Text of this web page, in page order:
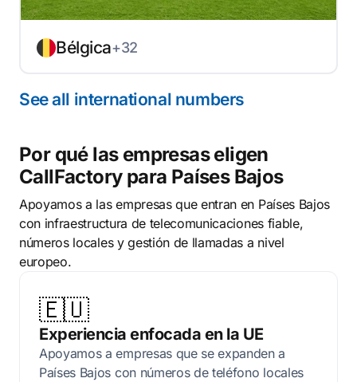
Bélgica+32
See all international numbers
Por qué las empresas eligen
CallFactory para Países Bajos
Apoyamos a las empresas que entran en Países Bajos
con infraestructura de telecomunicaciones fiable,
números locales y gestión de llamadas a nivel
europeo.
🇪🇺
Experiencia enfocada en la UE
Apoyamos a empresas que se expanden a
Países Bajos con números de teléfono locales